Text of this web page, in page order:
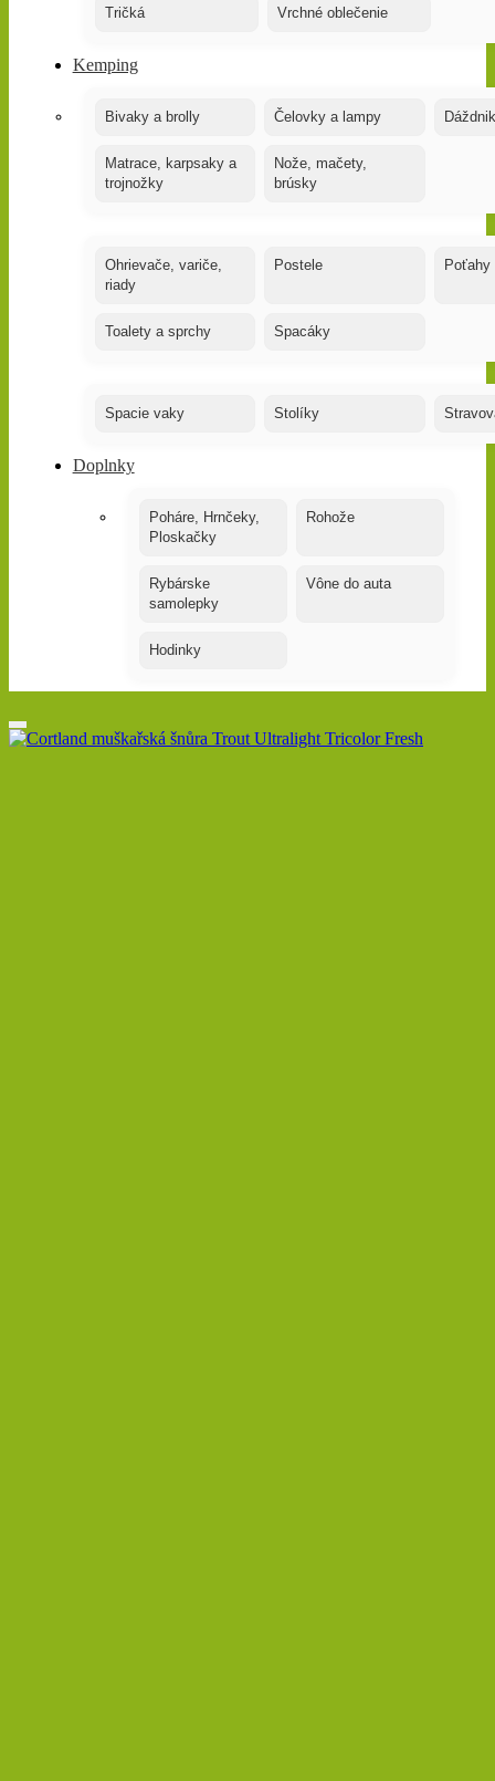
Tričká Vrchné oblečenie
Kemping
Bivaky a brolly Čelovky a lampy
Matrace, karpsaky a
trojnožky
Nože, mačety,
brúsky
Ohrievače, variče,
riady
Postele Poťahy
Toalety a sprchy Spacáky
Spacie vaky Stolíky
Doplnky
Poháre, Hrnčeky,
Ploskačky
Rohože
Rybárske
samolepky
Vône do auta
Hodinky